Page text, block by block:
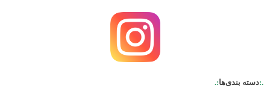
.:دسته بندی‌ها:.